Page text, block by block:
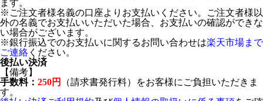
ます。
※ご注文者様名義の口座よりお支払いください。ご注文者様以
外の名義でお支払いいただいた場合、お支払いの確認ができな
い場合がございます。
※銀行振込でのお支払いに関するお問い合わせは楽天市場まで
ご連絡 ください。
後払い決済
【備考】
手数料： 250円
（請求書発行料）をお客様にご負担いただきま
す。